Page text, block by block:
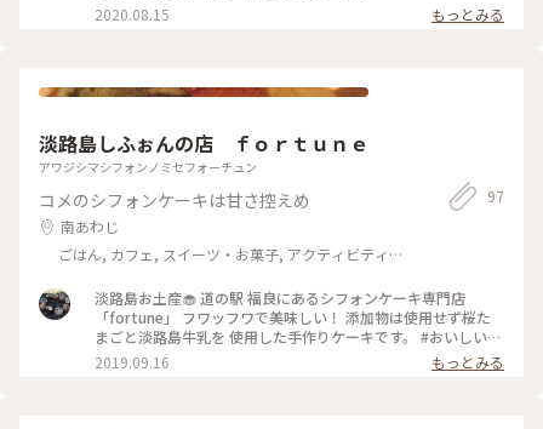
2020.08.15
もっとみる
淡路島しふぉんの店 ｆｏｒｔｕｎｅ
アワジシマシフォンノミセフォーチュン
コメのシフォンケーキは甘さ控えめ
南あわじ
ごはん, カフェ, スイーツ・お菓子, アクティビティ・
97
淡路島お土産🧁 道の駅 福良にあるシフォンケーキ専門店
「fortune」 フワッフワで美味しい！ 添加物は使用せず桜た
まごと淡路島牛乳を 使用した手作りケーキです。 #おいしい旅
#淡路島#お土産 #シフォンケーキ
2019.09.16 もっとみる